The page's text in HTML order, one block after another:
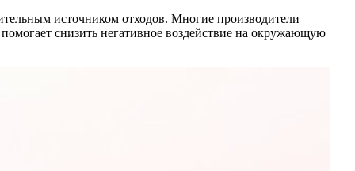
источником отходов. Многие производители
снизить негативное воздействие на окружающую